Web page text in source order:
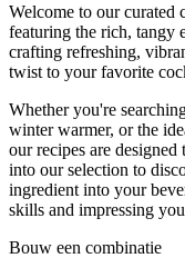
Welcome to our
featuring the rich, tangy
crafting refreshing,
twist to your favorite
Whether you're
winter warmer, or the
our recipes are
into our selection to
ingredient into your
skills and impressing
Bouw een combinatie